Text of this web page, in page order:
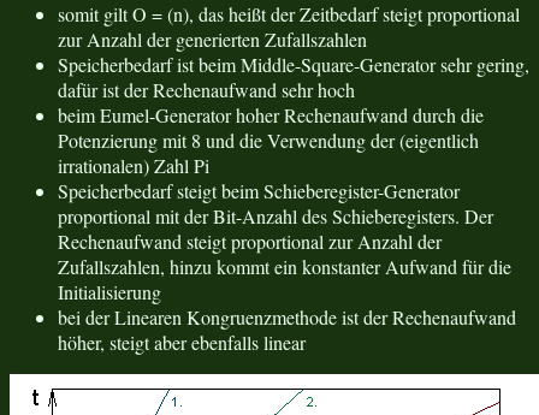
somit gilt O = (n), das heißt der Zeitbedarf steigt proportional
zur Anzahl der generierten Zufallszahlen
Speicherbedarf ist beim Middle-Square-Generator sehr gering,
dafür ist der Rechenaufwand sehr hoch
beim Eumel-Generator hoher Rechenaufwand durch die
Potenzierung mit 8 und die Verwendung der (eigentlich
irrationalen) Zahl Pi
Speicherbedarf steigt beim Schieberegister-Generator
proportional mit der Bit-Anzahl des Schieberegisters. Der
Rechenaufwand steigt proportional zur Anzahl der
Zufallszahlen, hinzu kommt ein konstanter Aufwand für die
Initialisierung
bei der Linearen Kongruenzmethode ist der Rechenaufwand
höher, steigt aber ebenfalls linear